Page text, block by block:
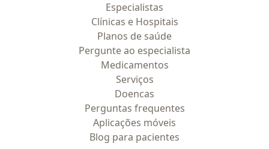
Especialistas
Clínicas e Hospitais
Planos de saúde
Pergunte ao especialista
Medicamentos
Serviços
Doencas
Perguntas frequentes
Aplicações móveis
Blog para pacientes